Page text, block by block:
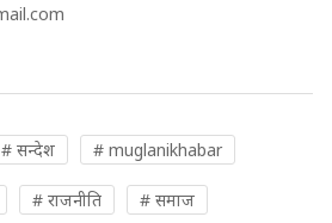
# सन्देश # muglanikhabar
# राजनीति # समाज